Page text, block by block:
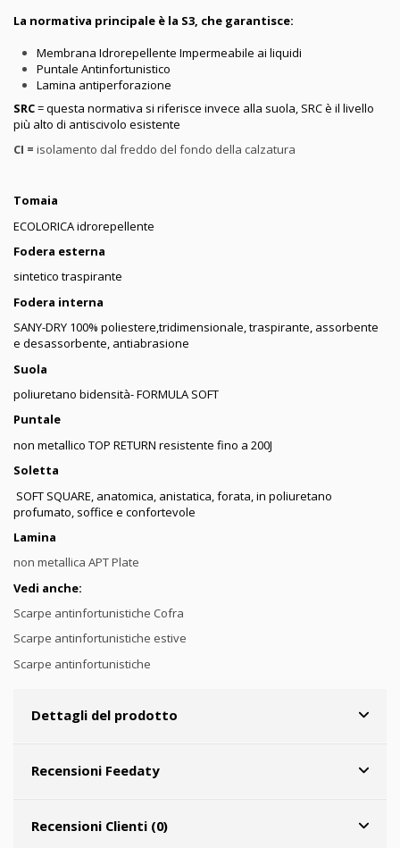
La normativa principale è la S3, che garantisce:
Membrana Idrorepellente Impermeabile ai liquidi
Puntale Antinfortunistico
Lamina antiperforazione
SRC= questa normativa si riferisce invece alla suola, SRC è il livello
più alto di antiscivolo esistente
CI = isolamento dal freddo del fondo della calzatura
Tomaia
ECOLORICA idrorepellente
Fodera esterna
sintetico traspirante
Fodera interna
SANY-DRY 100% poliestere,tridimensionale, traspirante, assorbente
e desassorbente, antiabrasione
Suola
poliuretano bidensità- FORMULA SOFT
Puntale
non metallico TOP RETURN resistente fino a 200J
Soletta
SOFT SQUARE, anatomica, anistatica, forata, in poliuretano
profumato, soffice e confortevole
Lamina
non metallica APT Plate
Vedi anche:
Scarpe antinfortunistiche Cofra
Scarpe antinfortunistiche estive
Scarpe antinfortunistiche
Dettagli del prodotto
Recensioni Feedaty
Recensioni Clienti (0)